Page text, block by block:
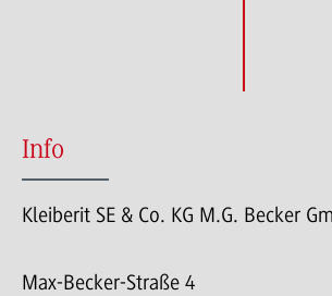
Info
Kleiberit SE & Co. KG M.G. Becker
Max-Becker-Straße 4